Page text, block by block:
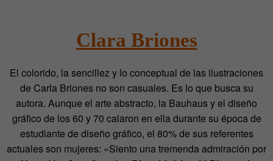
Clara Briones
El colorido, la sencillez y lo conceptual de las ilustraciones
de Carla Briones no son casuales. Es lo que busca su
autora. Aunque el arte abstracto, la Bauhaus y el diseño
gráfico de los 60 y 70 calaron en ella durante su época de
estudiante de diseño gráfico, el 80% de sus referentes
actuales son mujeres: «Siento una tremenda admiración por